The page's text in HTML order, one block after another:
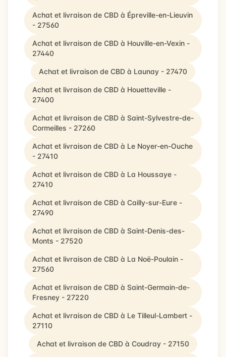
Achat et livraison de CBD à Épreville-en-Lieuvin
- 27560
Achat et livraison de CBD à Houville-en-Vexin -
27440
Achat et livraison de CBD à Launay - 27470
Achat et livraison de CBD à Houetteville -
27400
Achat et livraison de CBD à Saint-Sylvestre-de-
Cormeilles - 27260
Achat et livraison de CBD à Le Noyer-en-Ouche
- 27410
Achat et livraison de CBD à La Houssaye -
27410
Achat et livraison de CBD à Cailly-sur-Eure -
27490
Achat et livraison de CBD à Saint-Denis-des-
Monts - 27520
Achat et livraison de CBD à La Noë-Poulain -
27560
Achat et livraison de CBD à Saint-Germain-de-
Fresney - 27220
Achat et livraison de CBD à Le Tilleul-Lambert -
27110
Achat et livraison de CBD à Coudray - 27150